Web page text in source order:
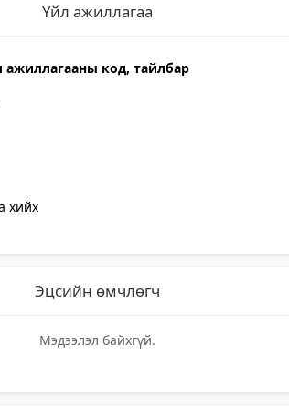
Үйл ажиллагаа
ажиллагааны код, тайлбар
хийх
Эцсийн өмчлөгч
Мэдээлэл байхгүй.